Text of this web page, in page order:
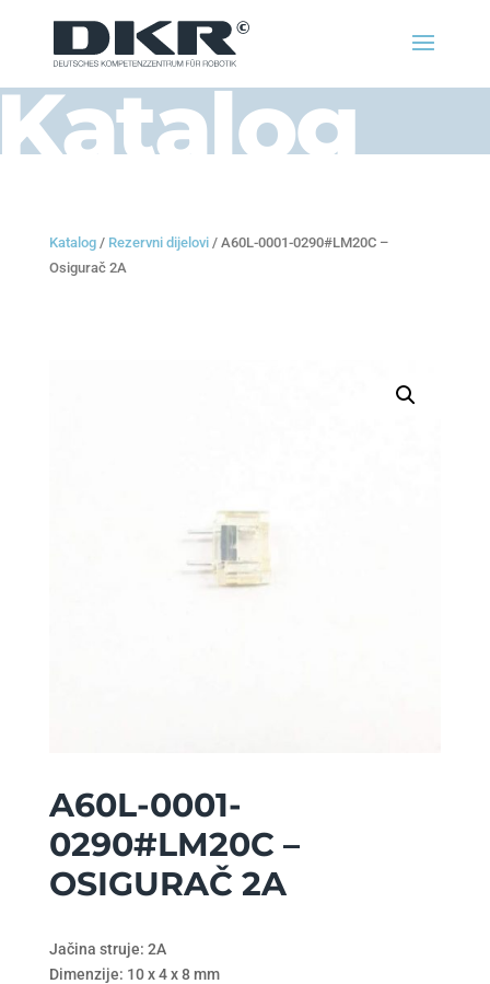
Katalog/ Rezervni dijelovi/ A60L-0001-0290#LM20C –
Osigurač 2A
A60L-0001-
0290#LM20C –
OSIGURAČ 2A
Jačina struje: 2A
Dimenzije: 10 x 4 x 8 mm